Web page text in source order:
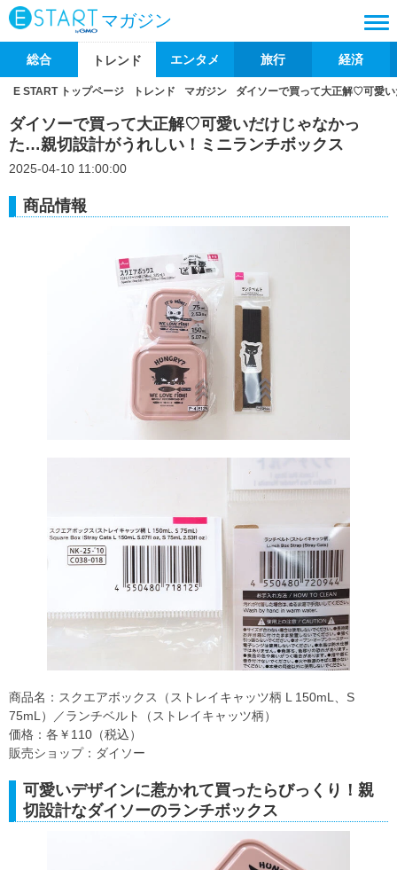
マガジン
総合 トレンド エンタメ 旅行 経済
E START トップページ トレンド マガジン ダイソーで買って大正解♡可愛
ダイソーで買って大正解♡可愛いだけじゃなかっ
た…親切設計がうれしい！ミニランチボックス
2025-04-10 11:00:00
商品情報
商品名：スクエアボックス（ストレイキャッツ柄 L 150mL、S
75mL）／ランチベルト（ストレイキャッツ柄）
価格：各￥110（税込）
販売ショップ：ダイソー
可愛いデザインに惹かれて買ったらびっくり！親
切設計なダイソーのランチボックス